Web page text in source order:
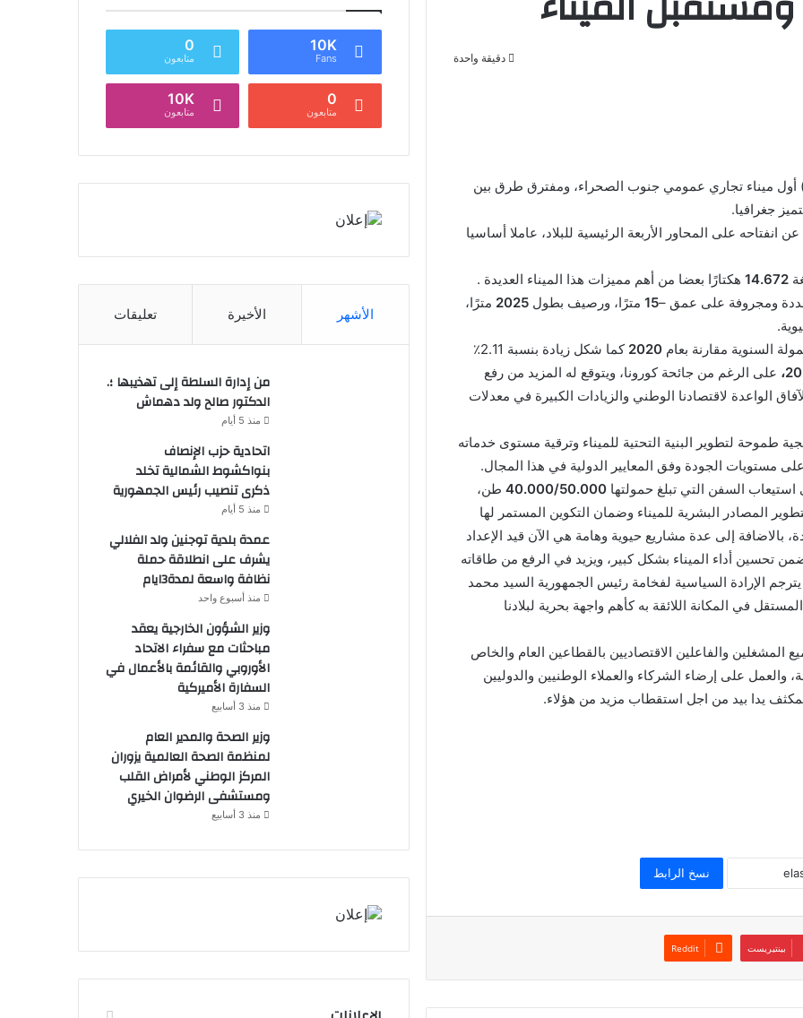
دقيقة واحدة
أول ميناء تجاري عمومي جنوب الصحراء، ومفترق طرق بين
جغرافيا.
انفتاحه على المحاور الأربعة الرئيسية للبلاد، عاملا أساسيا
هكتارًا بعضا من أهم مميزات هذا الميناء العديدة .
ومجروفة على عمق –15 مترًا، ورصيف بطول 2025 مترًا،
السنوية مقارنة بعام
كما شكل زيادة بنسبة 2.11٪
على الرغم من جائحة كورونا، ويتوقع له المزيد من رفع
الواعدة لاقتصادنا الوطني والزيادات الكبيرة في معدلات
طموحة لتطوير البنية التحتية للميناء وترقية مستوى خدماته
مستويات الجودة وفق المعايير الدولية في هذا المجال.
السفن التي تبلغ حمولتها
طن،
المصادر البشرية للميناء وضمان التكوين المستمر لها
بالاضافة إلى عدة مشاريع حيوية وهامة هي الآن قيد الإعداد
تحسين أداء الميناء بشكل كبير، ويزيد في الرفع من طاقاته
يترجم الإرادة السياسية لفخامة رئيس الجمهورية السيد محمد
في المكانة اللائقة به كأهم واجهة بحرية لبلادنا
المشغلين والفاعلين الاقتصاديين بالقطاعين العام والخاص
والعمل على إرضاء الشركاء والعملاء الوطنيين والدوليين
يدا بيد من اجل استقطاب مزيد من هؤلاء.
نسخ الرابط
بينتيريست
10K
Fans
0
متابعون
0
متابعون
10K
متابعون
الأشهر الأخيرة تعليقات
من إدارة السلطة إلى تهذيبها ؛.
الدكتور صالح ولد دهماش
منذ 5 أيام
اتحادية حزب الإنصاف
بنواكشوط الشمالية تخلد
ذكرى تنصيب رئيس الجمهورية
منذ 5 أيام
عمدة بلدية توجنين ولد الفلالي
يشرف على انطلاقة حملة
نظافة واسعة لمدة3ايام
منذ أسبوع واحد
وزير الشؤون الخارجية يعقد
مباحثات مع سفراء الاتحاد
الأوروبي والقائمة بالأعمال في
السفارة الأميركية
منذ 3 أسابيع
وزير الصحة والمدير العام
لمنظمة الصحة العالمية يزوران
المركز الوطني لأمراض القلب
ومستشفى الرضوان الخيري
منذ 3 أسابيع